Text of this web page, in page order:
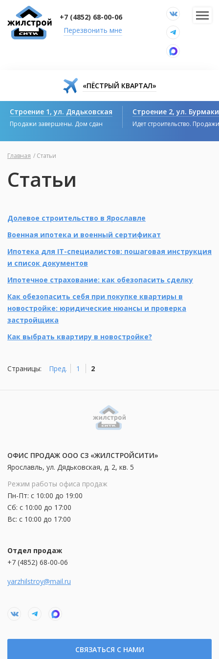
+7 (4852) 68-00-06
Перезвонить мне
«ПЁСТРЫЙ КВАРТАЛ»
Строение 1, ул. Дядьковская
Продажи завершены. Дом сдан
Строение 2, ул.
Идет строительство.
Главная / Статьи
Статьи
Долевое строительство в Ярославле
Военная ипотека и военный сертификат
Ипотека для IT-специалистов: пошаговая инструкция
и список документов
Ипотечное страхование: как обезопасить сделку
Как обезопасить себя при покупке квартиры в
новостройке: юридические нюансы и проверка
застройщика
Как выбрать квартиру в новостройке?
Страницы: Пред. 1 2
ОФИС ПРОДАЖ ООО СЗ «ЖИЛСТРОЙСИТИ»
Ярославль, ул. Дядьковская, д. 2, кв. 5
Режим работы офиса продаж
Пн-Пт: с 10:00 до 19:00
Сб: с 10:00 до 17:00
Вс: с 10:00 до 17:00
Отдел продаж
+7 (4852) 68-00-06
yarzhilstroy@mail.ru
СВЯЗАТЬСЯ С НАМИ